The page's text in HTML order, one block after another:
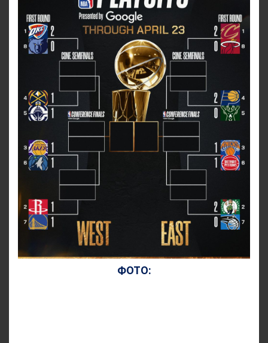
ФОТО: